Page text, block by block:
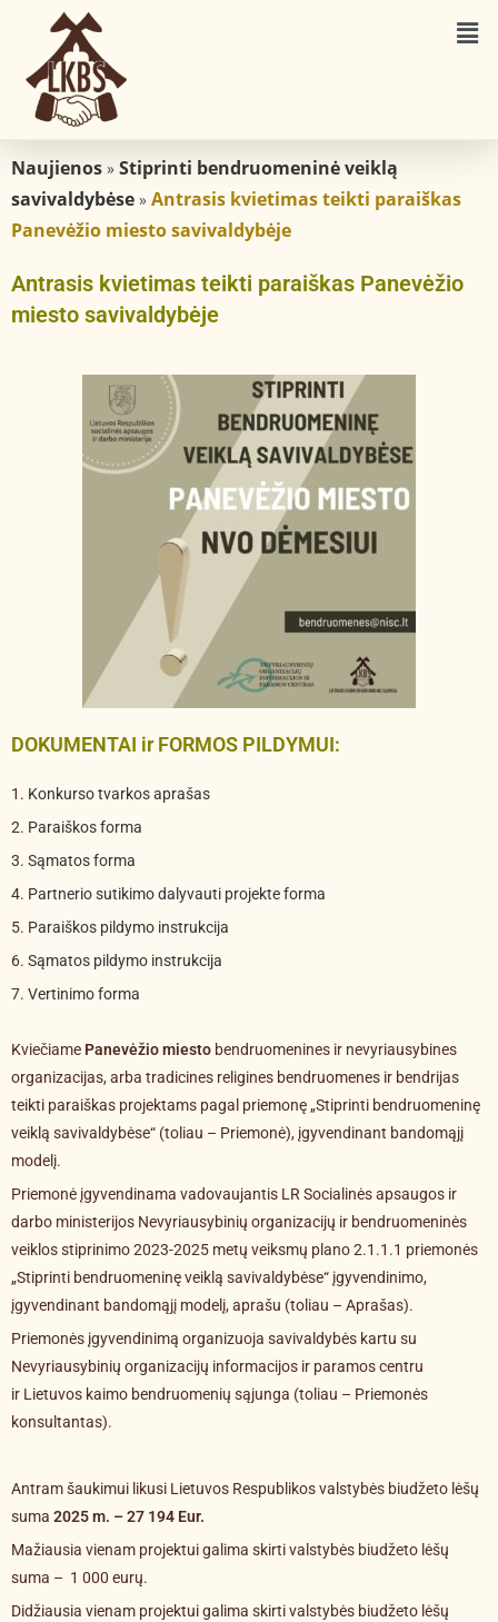
Naujienos » Stiprinti bendruomeninė veiklą
savivaldybėse » Antrasis kvietimas teikti paraiškas
Panevėžio miesto savivaldybėje
Antrasis kvietimas teikti paraiškas Panevėžio
miesto savivaldybėje
DOKUMENTAI ir FORMOS PILDYMUI:
1. Konkurso tvarkos aprašas
2. Paraiškos forma
3. Sąmatos forma
4. Partnerio sutikimo dalyvauti projekte forma
5. Paraiškos pildymo instrukcija
6. Sąmatos pildymo instrukcija
7. Vertinimo forma
Kviečiame Panevėžio miesto bendruomenines ir nevyriausybines
organizacijas, arba tradicines religines bendruomenes ir bendrijas
teikti paraiškas projektams pagal priemonę „Stiprinti bendruomeninę
veiklą savivaldybėse“ (toliau – Priemonė), įgyvendinant bandomąjį
modelį.
Priemonė įgyvendinama vadovaujantis LR Socialinės apsaugos ir
darbo ministerijos Nevyriausybinių organizacijų ir bendruomeninės
veiklos stiprinimo 2023-2025 metų veiksmų plano 2.1.1.1 priemonės
„Stiprinti bendruomeninę veiklą savivaldybėse“ įgyvendinimo,
įgyvendinant bandomąjį modelį, aprašu (toliau – Aprašas).
Priemonės įgyvendinimą organizuoja savivaldybės kartu su
Nevyriausybinių organizacijų informacijos ir paramos centru
ir Lietuvos kaimo bendruomenių sąjunga (toliau – Priemonės
konsultantas).
Antram šaukimui likusi Lietuvos Respublikos valstybės biudžeto lėšų
suma 2025 m. – 27 194 Eur.
Mažiausia vienam projektui galima skirti valstybės biudžeto lėšų
suma – 1 000 eurų.
Didžiausia vienam projektui galima skirti valstybės biudžeto lėšų